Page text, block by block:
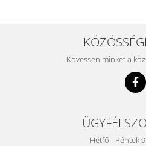
Kövessen minket a
Hétfő - Péntek